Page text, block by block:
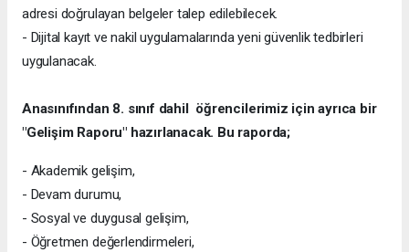
adresi doğrulayan belgeler talep edilebilecek.
- Dijital kayıt ve nakil uygulamalarında yeni güvenlik tedbirleri
uygulanacak.
Anasınıfından 8. sınıf dahil öğrencilerimiz için ayrıca bir
"Gelişim Raporu" hazırlanacak. Bu raporda;
- Akademik gelişim,
- Devam durumu,
- Sosyal ve duygusal gelişim,
- Öğretmen değerlendirmeleri,